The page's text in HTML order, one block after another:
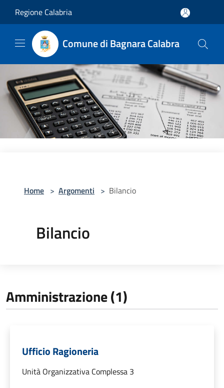
Regione Calabria
Comune di Bagnara Calabra
Home > Argomenti > Bilancio
Bilancio
Amministrazione (1)
Ufficio Ragioneria
Unità Organizzativa Complessa 3